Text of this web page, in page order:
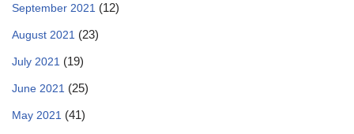
September 2021 (12)
August 2021 (23)
July 2021 (19)
June 2021 (25)
May 2021 (41)